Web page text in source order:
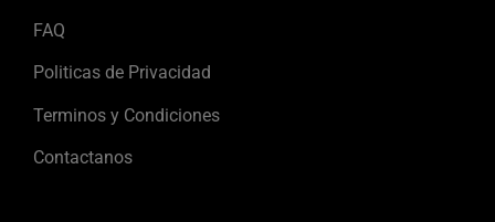
FAQ
Politicas de Privacidad
Terminos y Condiciones
Contactanos